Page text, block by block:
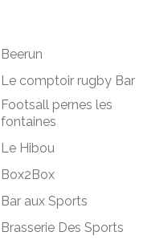
Beerun
Le comptoir rugby Bar
Footsall pernes les
fontaines
Le Hibou
Box2Box
Bar aux Sports
Brasserie Des Sports